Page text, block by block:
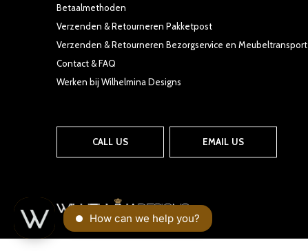
Betaalmethoden
Verzenden & Retourneren Pakketpost
Verzenden & Retourneren Bezorgservice en Meubeltransport
Contact & FAQ
Werken bij Wilhelmina Designs
CALL US EMAIL US